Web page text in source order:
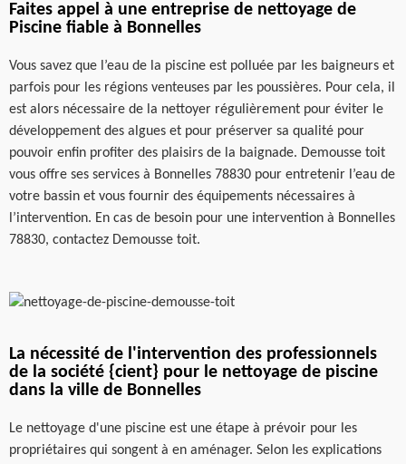
Faites appel à une entreprise de nettoyage de
Piscine fiable à Bonnelles
Vous savez que l’eau de la piscine est polluée par les baigneurs et
parfois pour les régions venteuses par les poussières. Pour cela, il
est alors nécessaire de la nettoyer régulièrement pour éviter le
développement des algues et pour préserver sa qualité pour
pouvoir enfin profiter des plaisirs de la baignade. Demousse toit
vous offre ses services à Bonnelles 78830 pour entretenir l’eau de
votre bassin et vous fournir des équipements nécessaires à
l’intervention. En cas de besoin pour une intervention à Bonnelles
78830, contactez Demousse toit.
La nécessité de l'intervention des professionnels
de la société {cient} pour le nettoyage de piscine
dans la ville de Bonnelles
Le nettoyage d'une piscine est une étape à prévoir pour les
propriétaires qui songent à en aménager. Selon les explications